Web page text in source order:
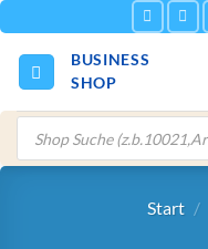
Inhalt
springen
BUSINESS
SHOP
Products
search
Start /